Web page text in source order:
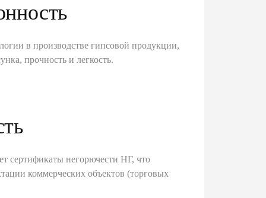
в производстве гипсовой продукции,
прочность и легкость.
сертификаты негорючести НГ, что
коммерческих объектов (торговых